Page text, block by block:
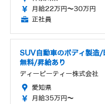
月給22万円～30万円
正社員
SUV自動車のボディ製
無料/昇給あり
ディーピーティー株式会社
愛知県
月給35万円～